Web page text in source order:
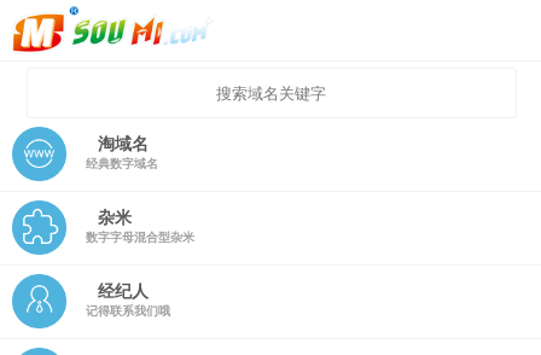
淘域名
经典数字域名
杂米
数字字母混合型杂米
经纪人
记得联系我们哦